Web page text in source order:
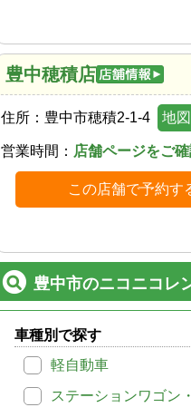
豊中穂積店
住所： 豊中市穂積2-1-4 地図
営業時間： 店舗ページをご
この店舗で予約す
豊中市のニコニコレ
車種別で探す
軽自動車
ステーションワゴン